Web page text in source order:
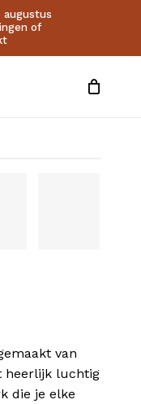
augustus
of
van
heerlijk luchtig
die je elke